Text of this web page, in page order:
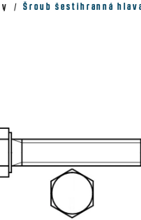
Šroub šestihranná